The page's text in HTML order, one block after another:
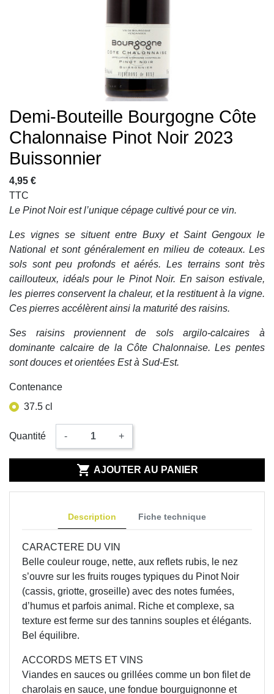
Demi-Bouteille Bourgogne Côte
Chalonnaise Pinot Noir 2023
Buissonnier
4,95 €
TTC
Le Pinot Noir est l’unique cépage cultivé pour ce vin.
Les vignes se situent entre Buxy et Saint Gengoux le
National et sont généralement en milieu de coteaux. Les
sols sont peu profonds et aérés. Les terrains sont très
caillouteux, idéals pour le Pinot Noir. En saison estivale,
les pierres conservent la chaleur, et la restituent à la vigne.
Ces pierres accélèrent ainsi la maturité des raisins.
Ses raisins proviennent de sols argilo-calcaires à
dominante calcaire de la Côte Chalonnaise. Les pentes
sont douces et orientées Est à Sud-Est.
Contenance
37.5 cl
Quantité - +
 AJOUTER AU PANIER
Description Fiche technique
CARACTERE DU VIN
Belle couleur rouge, nette, aux reflets rubis, le nez
s’ouvre sur les fruits rouges typiques du Pinot Noir
(cassis, griotte, groseille) avec des notes fumées,
d’humus et parfois animal. Riche et complexe, sa
texture est ferme sur des tannins souples et élégants.
Bel équilibre.
ACCORDS METS ET VINS
Viandes en sauces ou grillées comme un bon filet de
charolais en sauce, une fondue bourguignonne et